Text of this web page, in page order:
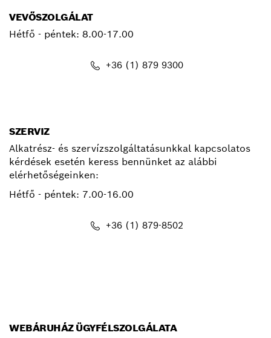
VEVŐSZOLGÁLAT
Hétfő - péntek: 8.00-17.00
+36 (1) 879 9300
SZERVIZ
Alkatrész- és szervízszolgáltatásunkkal kapcsolatos
kérdések esetén keress bennünket az alábbi
elérhetőségeinken:
Hétfő - péntek: 7.00-16.00
+36 (1) 879-8502
WEBÁRUHÁZ ÜGYFÉLSZOLGÁLATA